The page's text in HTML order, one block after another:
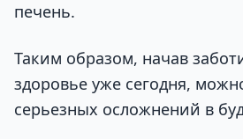
печень.
Таким образом, начав
здоровье уже сегодня,
серьезных осложнений в